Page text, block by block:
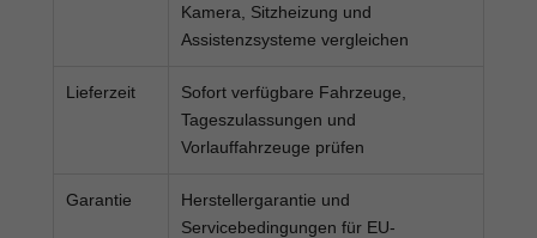
Kamera, Sitzheizung und
Assistenzsysteme vergleichen
Lieferzeit
Sofort verfügbare Fahrzeuge,
Tageszulassungen und
Vorlauffahrzeuge prüfen
Garantie
Herstellergarantie und
Servicebedingungen für EU-